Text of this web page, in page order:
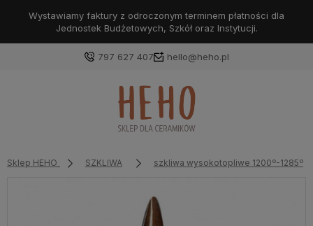
Wystawiamy faktury z odroczonym terminem płatności dla
Jednostek Budżetowych, Szkół oraz Instytucji.
797 627 407 hello@heho.pl
Zaloguj się
Sklep HEHO SZKLIWA szkliwa wysokotopliwe 1200º-1285ºC